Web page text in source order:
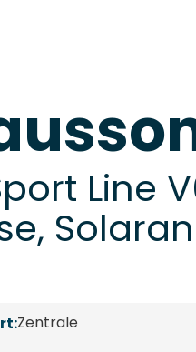
Line
Zentrale